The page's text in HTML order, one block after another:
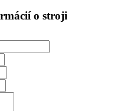
o stroji